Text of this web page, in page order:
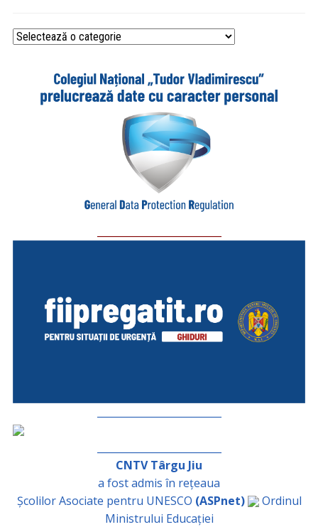
Categorii
CNTV Târgu Jiu
a fost admis în rețeaua
Școlilor Asociate pentru UNESCO (ASPnet)
Ordinul
Ministrului Educației